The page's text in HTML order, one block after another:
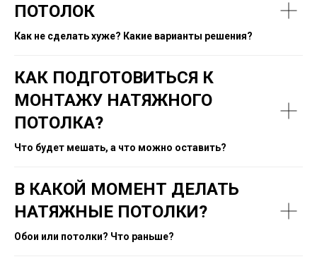
ПОТОЛОК
Как не сделать хуже? Какие варианты решения?
КАК ПОДГОТОВИТЬСЯ К
МОНТАЖУ НАТЯЖНОГО
ПОТОЛКА?
Что будет мешать, а что можно оставить?
В КАКОЙ МОМЕНТ ДЕЛАТЬ
НАТЯЖНЫЕ ПОТОЛКИ?
Обои или потолки? Что раньше?